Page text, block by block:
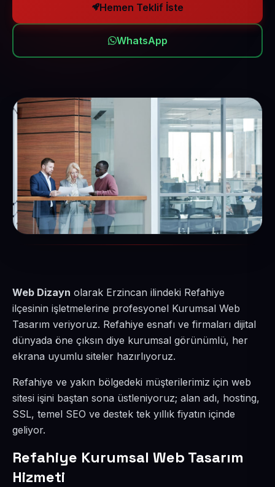
Hemen Teklif İste
WhatsApp
Web Dizayn olarak Erzincan ilindeki Refahiye
ilçesinin işletmelerine profesyonel Kurumsal Web
Tasarım veriyoruz. Refahiye esnafı ve firmaları dijital
dünyada öne çıksın diye kurumsal görünümlü, her
ekrana uyumlu siteler hazırlıyoruz.
Refahiye ve yakın bölgedeki müşterilerimiz için web
sitesi işini baştan sona üstleniyoruz; alan adı, hosting,
SSL, temel SEO ve destek tek yıllık fiyatın içinde
geliyor.
Refahiye Kurumsal Web Tasarım
Hizmeti